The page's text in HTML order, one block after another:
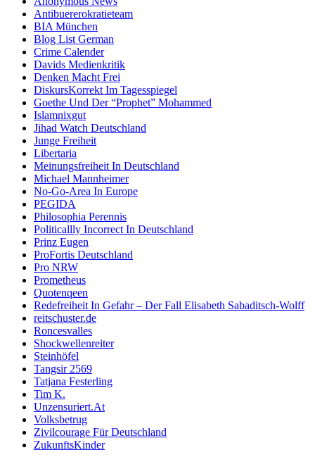
Antibuererokratieteam
BIA München
Blog List German
Crime Calender
Davids Medienkritik
Denken Macht Frei
DiskursKorrekt Im Tagesspiegel
Goethe Und Der “Prophet” Mohammed
Islamnixgut
Jihad Watch Deutschland
Junge Freiheit
Libertaria
Meinungsfreiheit In Deutschland
Michael Mannheimer
No-Go-Area In Europe
PEGIDA
Philosophia Perennis
Politicallly Incorrect In Deutschland
Prinz Eugen
ProFortis Deutschland
Pro NRW
Prometheus
Quotenqeen
Redefreiheit In Gefahr – Der Fall Elisabeth Sabaditsch-Wolff
reitschuster.de
Roncesvalles
Shockwellenreiter
Steinhöfel
Tangsir 2569
Tatjana Festerling
Tim K.
Unzensuriert.At
Volksbetrug
Zivilcourage Für Deutschland
ZukunftsKinder